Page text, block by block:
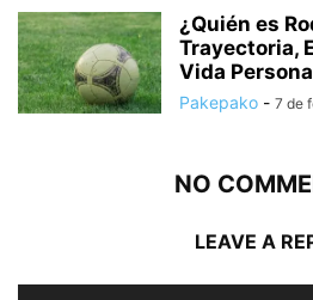
¿Quién es
Trayectoria,
Vida
Pakepako - 7 de
NO
LEAVE A